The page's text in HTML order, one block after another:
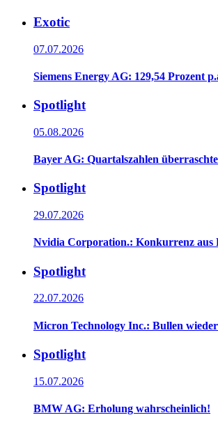
Exotic
07.07.2026
Siemens Energy AG: 129,54 Prozent
Spotlight
05.08.2026
Bayer AG: Quartalszahlen
Spotlight
29.07.2026
Nvidia Corporation.: Konkurrenz aus
Spotlight
22.07.2026
Micron Technology Inc.: Bullen
Spotlight
15.07.2026
BMW AG: Erholung wahrscheinlich!